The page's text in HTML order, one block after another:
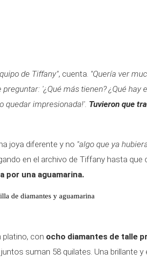
de Tiffany", cuenta. "Quería ver
'¿Qué más tienen? ¿Qué hay
quedar impresionada!'. Tuvieron que
joya diferente y no "algo que ya
en el archivo de Tiffany hasta que
por una aguamarina.
de diamantes y aguamarina
platino, con ocho diamantes de talle
suman 58 quilates. Una brillante y